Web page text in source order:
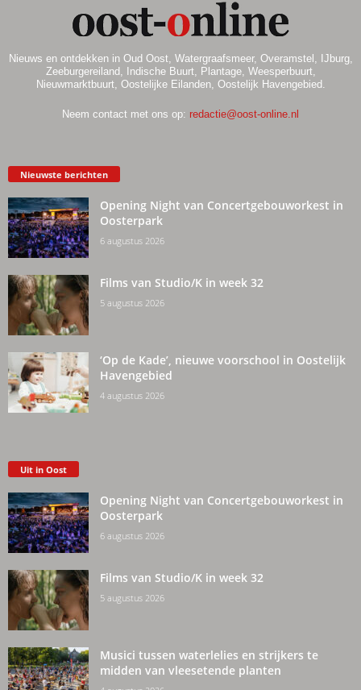
Nieuws en ontdekken in Oud Oost, Watergraafsmeer, Overamstel, IJburg,
Zeeburgereiland, Indische Buurt, Plantage, Weesperbuurt,
Nieuwmarktbuurt, Oostelijke Eilanden, Oostelijk Havengebied.
Neem contact met ons op: redactie@oost-online.nl
Nieuwste berichten
Opening Night van Concertgebouworkest in
Oosterpark
6 augustus 2026
Films van Studio/K in week 32
5 augustus 2026
‘Op de Kade’, nieuwe voorschool in Oostelijk
Havengebied
4 augustus 2026
Uit in Oost
Opening Night van Concertgebouworkest in
Oosterpark
6 augustus 2026
Films van Studio/K in week 32
5 augustus 2026
Musici tussen waterlelies en strijkers te
midden van vleesetende planten